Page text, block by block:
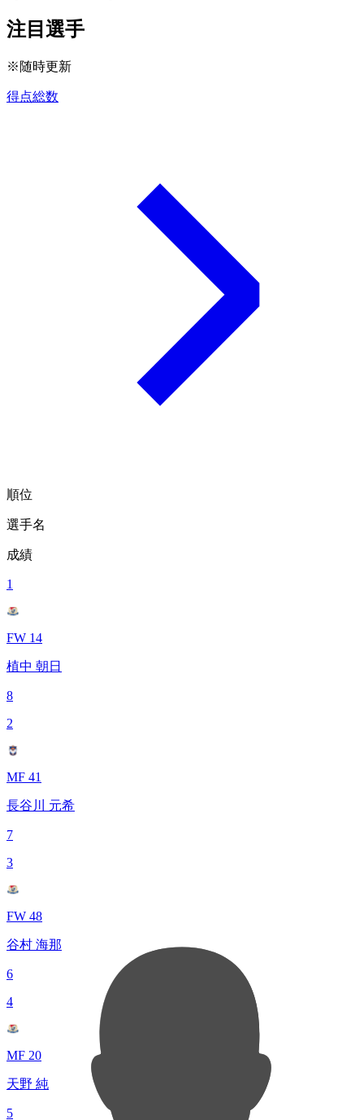
注目選手
※随時更新
得点総数
順位
選手名
成績
1
FW 14
植中 朝日
8
2
MF 41
長谷川 元希
7
3
FW 48
谷村 海那
6
4
MF 20
天野 純
5